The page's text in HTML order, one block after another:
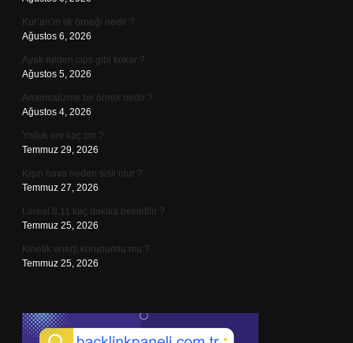
Kur’an’ın ilk örneği nedir ?
Ağustos 6, 2026
Ayak neden cips gibi kokar ?
Ağustos 5, 2026
Amensalizme bir örnek nedir ?
Ağustos 4, 2026
Yolluk eni kaç cm ?
Temmuz 29, 2026
Kışın hava neden sisli olur ?
Temmuz 27, 2026
Loreal 8.11 kaç dakika bekletilir ?
Temmuz 25, 2026
Kinetik enerji korunumlu mu ?
Temmuz 25, 2026